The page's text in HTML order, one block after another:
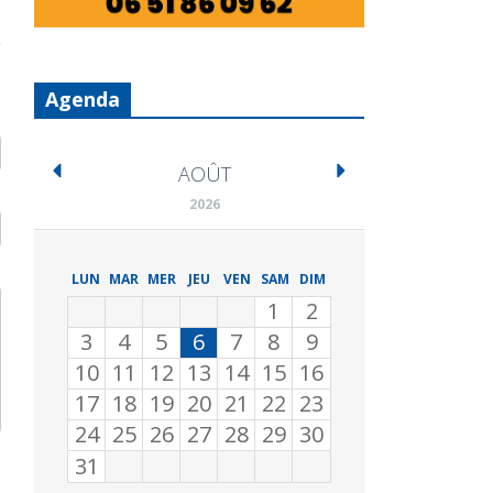
Agenda
AOÛT
2026
LUN MAR MER JEU VEN SAM DIM
1
2
3
4 5 6 7 8
9
10 11 12 13 14 15 16
17 18 19 20 21 22 23
24 25 26 27 28 29 30
31